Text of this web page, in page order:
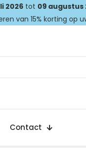
2026tot 09 augustus
van 15% korting op
Contact